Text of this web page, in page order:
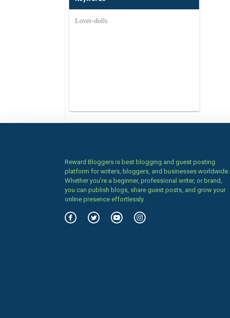
Lover-dolls
Reward Bloggers is best blogging and guest posting
platform for writers, bloggers, and businesses worldwide.
Whether you’re a beginner, professional writer, or brand,
you can publish blogs, share guest posts, and grow your
online presence effortlessly.